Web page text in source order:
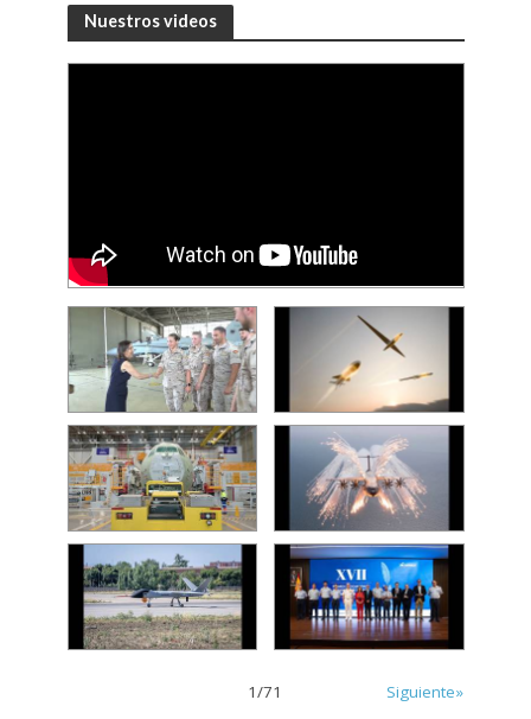
Nuestros videos
1/71
Siguiente»